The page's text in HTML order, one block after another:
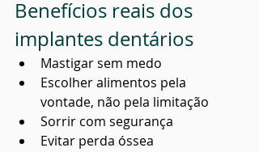
Benefícios reais dos
implantes dentários
Mastigar sem medo
Escolher alimentos pela
vontade, não pela limitação
Sorrir com segurança
Evitar perda óssea